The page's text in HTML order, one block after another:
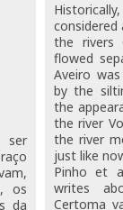
ser
os
da
considered
the rivers
flowed
Aveiro
by the
the
the river
the river
just like
Pinho et
writes
Certoma